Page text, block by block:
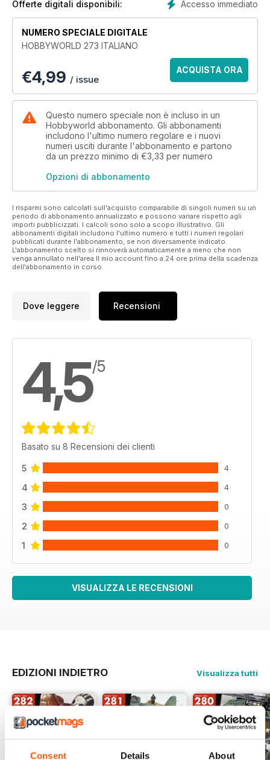
Consent Details About
Accesso immediato
Offerte digitali disponibili:
NUMERO SPECIALE DIGITALE
HOBBYWORLD 273 ITALIANO
€4,99 / issue
ACQUISTA ORA
Questo numero speciale non è incluso in un
Hobbyworld abbonamento. Gli abbonamenti
includono l'ultimo numero regolare e i nuovi
numeri usciti durante l'abbonamento e partono
da un prezzo minimo di €3,33 per numero
Opzioni di abbonamento
I risparmi sono calcolati sull'acquisto comparabile di singoli numeri su un
periodo di abbonamento annualizzato e possono variare rispetto agli
importi pubblicizzati. I calcoli sono solo a scopo illustrativo. Gli
abbonamenti digitali includono l'ultimo numero e tutti i numeri regolari
pubblicati durante l'abbonamento, se non diversamente indicato.
L'abbonamento scelto si rinnoverà automaticamente a meno che non
venga annullato nell'area Il mio account fino a 24 ore prima della scadenza
dell'abbonamento in corso.
Dove leggere Recensioni
4,5/5
Basato su 8 Recensioni dei clienti
5 4
4 4
3 0
2 0
1 0
VISUALIZZA LE RECENSIONI
EDIZIONI INDIETRO Visualizza tutti